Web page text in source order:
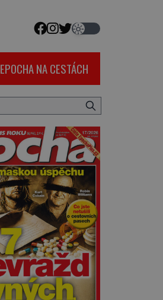
EPOCHA NA CESTÁCH